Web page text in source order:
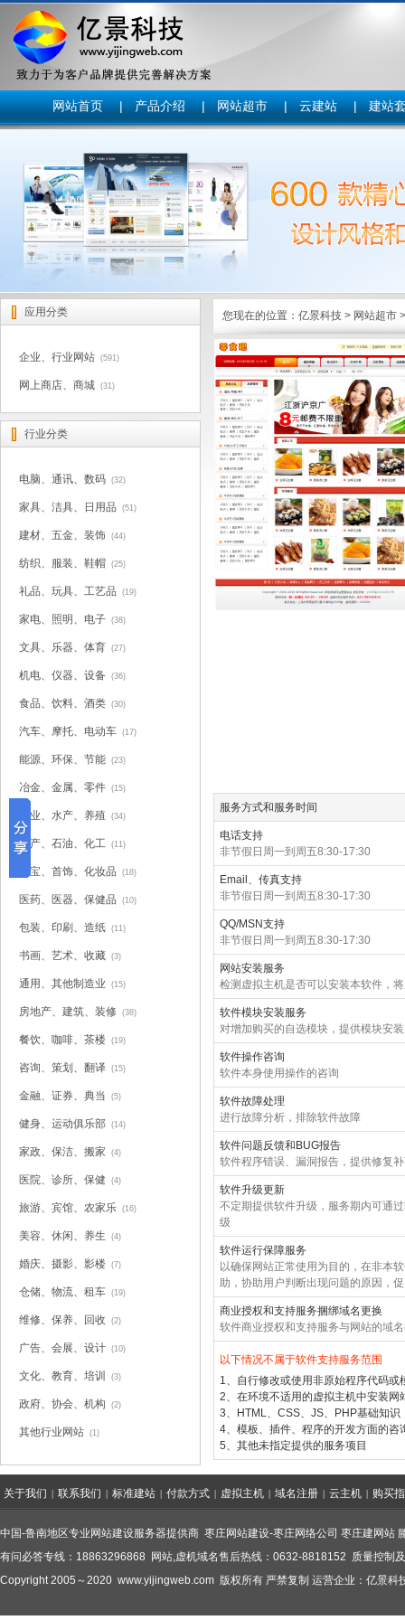
网站首页 | 产品介绍 | 网站超市 | 云建站 | 建站
行业分类
电脑、通讯、数码 (32)
家具、洁具、日用品 (51)
建材、五金、装饰 (44)
纺织、服装、鞋帽 (25)
礼品、玩具、工艺品 (19)
家电、照明、电子 (38)
文具、乐器、体育 (27)
机电、仪器、设备 (36)
食品、饮料、酒类 (30)
汽车、摩托、电动车 (17)
能源、环保、节能 (23)
冶金、金属、零件 (15)
农业、水产、养殖 (34)
矿产、石油、化工 (11)
珠宝、首饰、化妆品 (18)
医药、医器、保健品 (10)
包装、印刷、造纸 (11)
书画、艺术、收藏 (3)
通用、其他制造业 (15)
房地产、建筑、装修 (38)
餐饮、咖啡、茶楼 (19)
咨询、策划、翻译 (15)
金融、证券、典当 (5)
健身、运动俱乐部 (14)
家政、保洁、搬家 (4)
医院、诊所、保健 (4)
旅游、宾馆、农家乐 (16)
美容、休闲、养生 (4)
婚庆、摄影、影楼 (7)
仓储、物流、租车 (19)
维修、保养、回收 (2)
广告、会展、设计 (10)
文化、教育、培训 (3)
政府、协会、机构 (2)
其他行业网站 (1)
应用分类
企业、行业网站 (591)
网上商店、商城 (31)
服务方式和服务时间
电话支持
非节假日周一到周五8:30-17:30
Email、传真支持
非节假日周一到周五8:30-17:30
QQ/MSN支持
非节假日周一到周五8:30-17:30
网站安装服务
检测虚拟主机是否可以安装本软件，
软件模块安装服务
对增加购买的自选模块，提供模块安
软件操作咨询
软件本身使用操作的咨询
软件故障处理
进行故障分析，排除软件故障
软件问题反馈和BUG报告
软件程序错误、漏洞报告，提供修复
软件升级更新
不定期提供软件升级，服务期内可通
级
软件运行保障服务
以确保网站正常使用为目的，在非本
助，协助用户判断出现问题的原因，
商业授权和支持服务捆绑域名更换
软件商业授权和支持服务与网站的域
以下情况不属于软件支持服务范围
1、自行修改或使用非原始程序代码或
2、在环境不适用的虚拟主机中安装网
3、HTML、CSS、JS、PHP基础知识
4、模板、插件、程序的开发方面的咨
5、其他未指定提供的服务项目
您现在的位置： 亿景科技 > 网站超市
中国-鲁南地区专业网站建设服务器提供商 枣庄网站建设-枣庄网络公司 枣庄建网站
有问必答专线：18863296868 网站,虚机域名售后热线：0632-8818152 质量控制
Copyright 2005～2020 www.yijingweb.com 版权所有 严禁复制 运营企业：亿景科
关于我们 | 联系我们 | 标准建站 | 付款方式 | 虚拟主机 | 域名注册 | 云主机 | 购买